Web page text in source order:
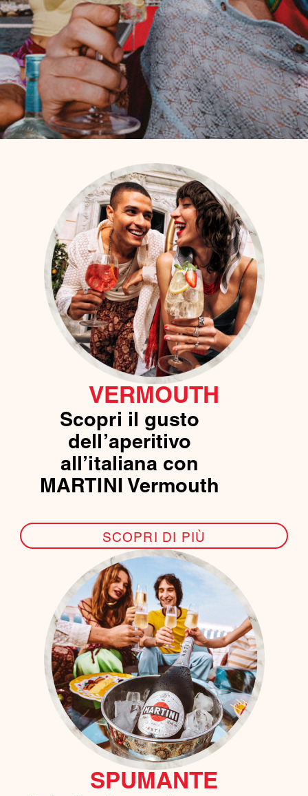
VERMOUTH
Scopri il gusto
dell’aperitivo
all’italiana con
MARTINI Vermouth
SCOPRI DI PIÙ
SPUMANTE